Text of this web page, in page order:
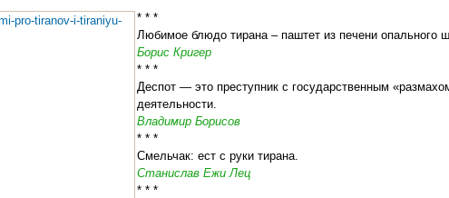
* * *
Любимое блюдо тирана – паштет из печени опального
Борис Кригер
* * *
Деспот — это преступник с государственным
деятельности.
Владимир Борисов
* * *
Смельчак: ест с руки тирана.
Станислав Ежи Лец
* * *